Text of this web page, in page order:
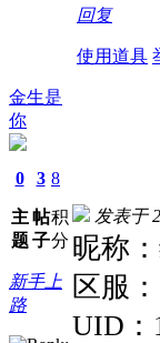
回复
使用道具
金生是
你
0
主
题
3
帖
子
8
积
分
新手上
路
发表于
昵称
区服
UID：